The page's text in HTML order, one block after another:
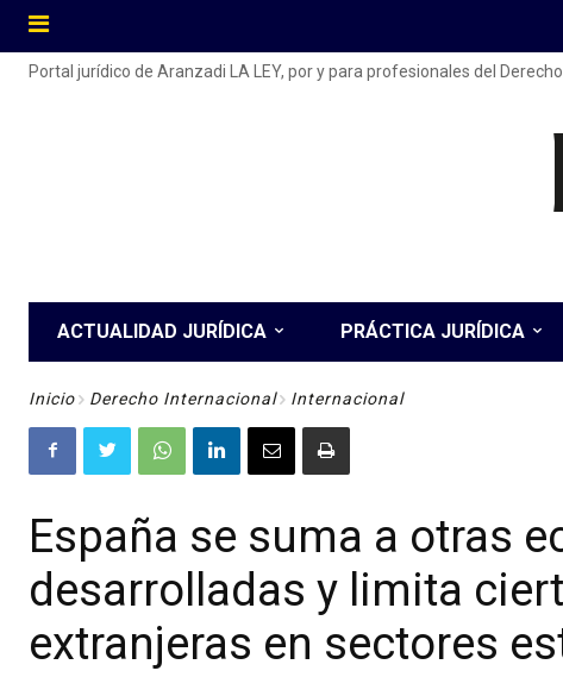
Portal jurídico de Aranzadi LA LEY, por y para profesionales del Derecho
ACTUALIDAD JURÍDICA PRÁCTICA JURÍDICA
Inicio Derecho Internacional Internacional
España se suma a otras
desarrolladas y limita
extranjeras en sectores